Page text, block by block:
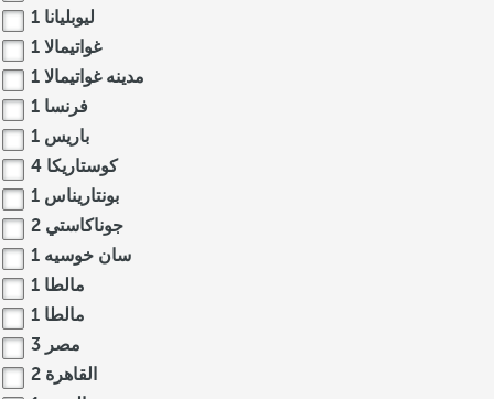
ليوبليانا 1
غواتيمالا 1
مدينه غواتيمالا 1
فرنسا 1
باريس 1
كوستاريكا 4
بونتاريناس 1
جوناكاستي 2
سان خوسيه 1
مالطا 1
مالطا 1
مصر 3
القاهرة 2